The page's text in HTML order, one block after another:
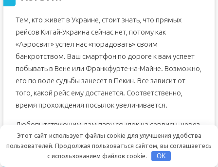
Тем, кто живет в Украине, стоит знать, что прямых
рейсов Китай-Украина сейчас нет, потому как
«Аэросвит» успел нас «порадовать» своим
банкротством. Ваш смартфон по дороге к вам успеет
побывать в Вене или Франкфурте-на-Майне. Возможно,
его по воле судьбы занесет в Пекин. Все зависит от
того, какой рейс ему достанется. Соответственно,
время прохождения посылок увеличивается.
Любопытствующим дам пару ссылок на сервисы, через
которые можно отследить посылку через интернет:
5. Помните о налоге с продаж
Этот сайт использует файлы cookie для улучшения удобства
пользователей. Продолжая пользоваться сайтом, вы соглашаетесь
с использованием файлов cookie.
OK